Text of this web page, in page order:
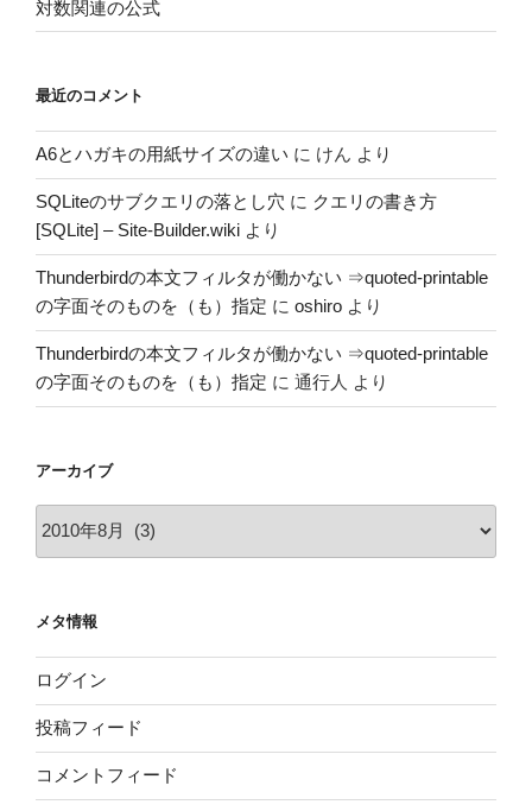
対数関連の公式
最近のコメント
A6とハガキの用紙サイズの違い に けん より
SQLiteのサブクエリの落とし穴 に クエリの書き方
[SQLite] – Site-Builder.wiki より
Thunderbirdの本文フィルタが働かない ⇒quoted-printable
の字面そのものを（も）指定 に oshiro より
Thunderbirdの本文フィルタが働かない ⇒quoted-printable
の字面そのものを（も）指定 に 通行人 より
アーカイブ
ブ
メタ情報
ログイン
投稿フィード
コメントフィード